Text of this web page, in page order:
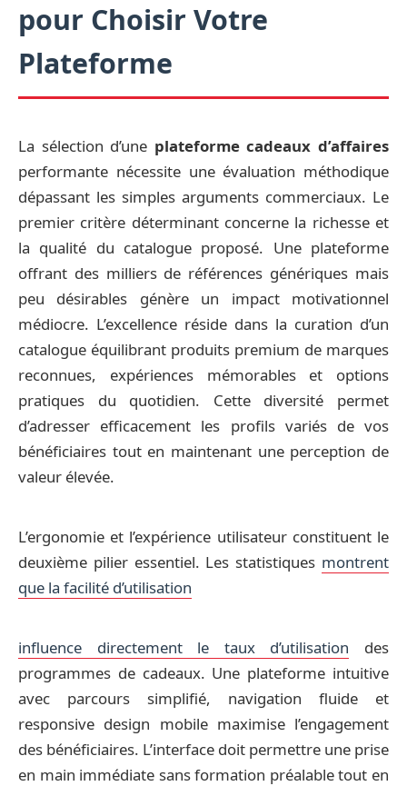
pour Choisir Votre
Plateforme
La sélection d’une plateforme cadeaux d’affaires
performante nécessite une évaluation méthodique
dépassant les simples arguments commerciaux. Le
premier critère déterminant concerne la richesse et
la qualité du catalogue proposé. Une plateforme
offrant des milliers de références génériques mais
peu désirables génère un impact motivationnel
médiocre. L’excellence réside dans la curation d’un
catalogue équilibrant produits premium de marques
reconnues, expériences mémorables et options
pratiques du quotidien. Cette diversité permet
d’adresser efficacement les profils variés de vos
bénéficiaires tout en maintenant une perception de
valeur élevée.
L’ergonomie et l’expérience utilisateur constituent le
deuxième pilier essentiel. Les statistiques montrent
que la facilité d’utilisation
influence directement le taux d’utilisation des
programmes de cadeaux. Une plateforme intuitive
avec parcours simplifié, navigation fluide et
responsive design mobile maximise l’engagement
des bénéficiaires. L’interface doit permettre une prise
en main immédiate sans formation préalable tout en